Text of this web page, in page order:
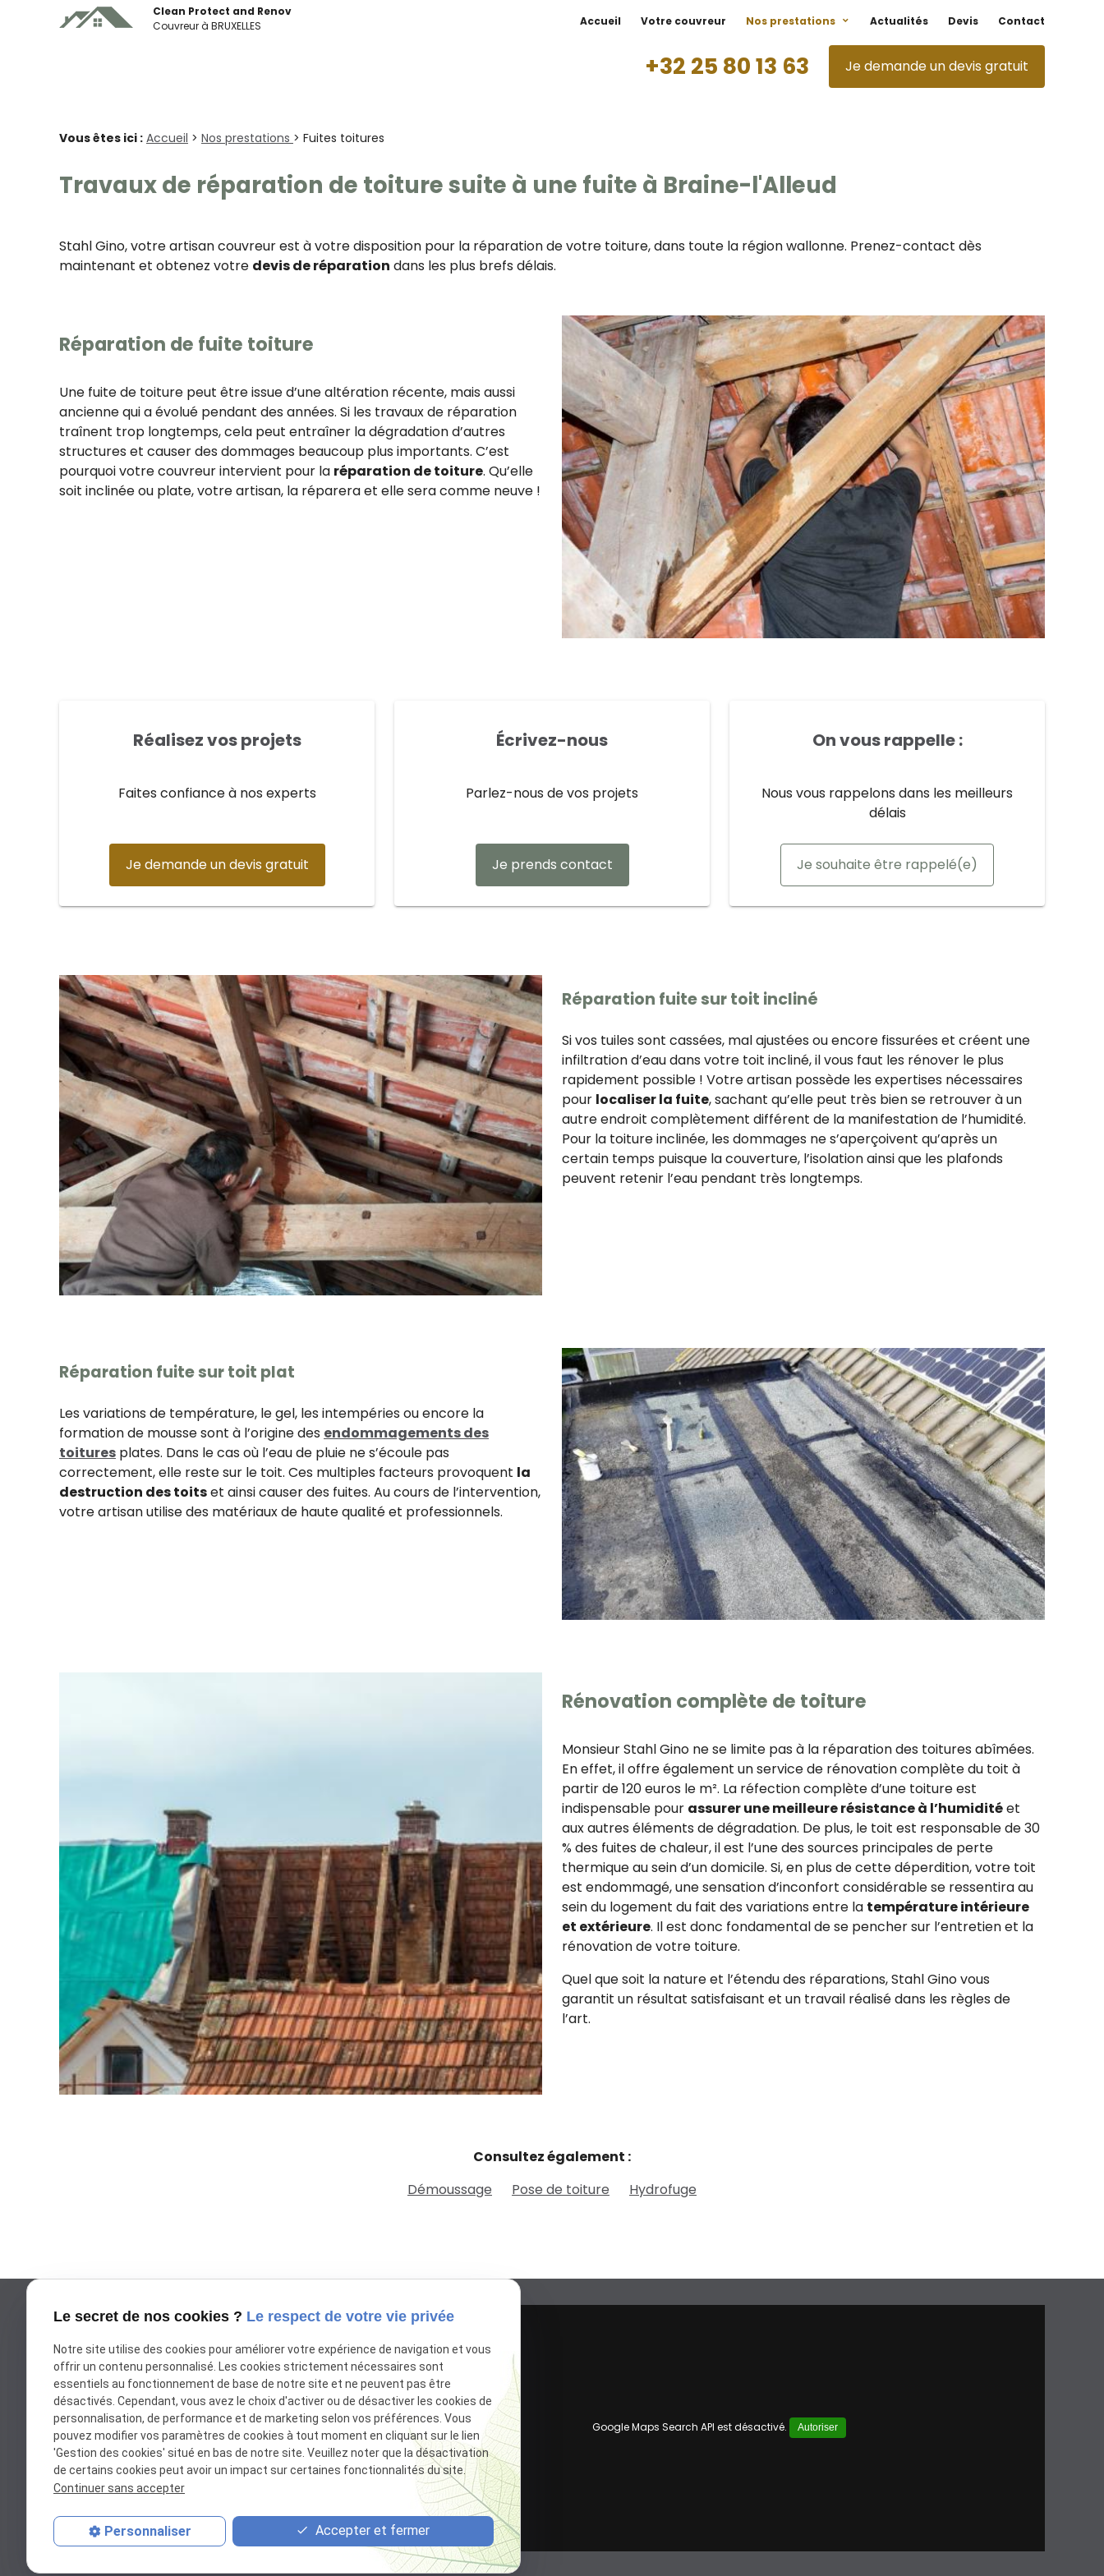
Clean Protect and Renov
Couvreur à BRUXELLES
Accueil Votre couvreur Nos prestations Actualités Devis Contact
+32 25 80 13 63 Je demande un devis gratuit
Vous êtes ici : Accueil > Nos prestations > Fuites toitures
Travaux de réparation de toiture suite à une fuite à Braine-l'Alleud
Stahl Gino, votre artisan couvreur est à votre disposition pour la réparation de votre toiture, dans toute la région wallonne. Prenez-contact dès
maintenant et obtenez votre devis de réparation dans les plus brefs délais.
Réparation de fuite toiture
Une fuite de toiture peut être issue d’une altération récente, mais aussi
ancienne qui a évolué pendant des années. Si les travaux de réparation
traînent trop longtemps, cela peut entraîner la dégradation d’autres
structures et causer des dommages beaucoup plus importants. C’est
pourquoi votre couvreur intervient pour la réparation de toiture. Qu’elle
soit inclinée ou plate, votre artisan, la réparera et elle sera comme neuve !
Réalisez vos projets
Faites confiance à nos experts
Je demande un devis gratuit
Écrivez-nous
Parlez-nous de vos projets
Je prends contact
On vous rappelle :
Nous vous rappelons dans les meilleurs
délais
Je souhaite être rappelé(e)
Réparation fuite sur toit incliné
Si vos tuiles sont cassées, mal ajustées ou encore fissurées et créent une
infiltration d’eau dans votre toit incliné, il vous faut les rénover le plus
rapidement possible ! Votre artisan possède les expertises nécessaires
pour localiser la fuite, sachant qu’elle peut très bien se retrouver à un
autre endroit complètement différent de la manifestation de l’humidité.
Pour la toiture inclinée, les dommages ne s’aperçoivent qu’après un
certain temps puisque la couverture, l’isolation ainsi que les plafonds
peuvent retenir l’eau pendant très longtemps.
Réparation fuite sur toit plat
Les variations de température, le gel, les intempéries ou encore la
formation de mousse sont à l’origine des endommagements des
toitures plates. Dans le cas où l’eau de pluie ne s’écoule pas
correctement, elle reste sur le toit. Ces multiples facteurs provoquent la
destruction des toitset ainsi causer des fuites. Au cours de l’intervention,
votre artisan utilise des matériaux de haute qualité et professionnels.
Rénovation complète de toiture
Monsieur Stahl Gino ne se limite pas à la réparation des toitures abîmées.
En effet, il offre également un service de rénovation complète du toit à
partir de 120 euros le m². La réfection complète d’une toiture est
indispensable pour assurer une meilleure résistance à l’humiditéet
aux autres éléments de dégradation. De plus, le toit est responsable de 30
% des fuites de chaleur, il est l’une des sources principales de perte
thermique au sein d’un domicile. Si, en plus de cette déperdition, votre toit
est endommagé, une sensation d’inconfort considérable se ressentira au
sein du logement du fait des variations entre la température intérieure
et extérieure. Il est donc fondamental de se pencher sur l’entretien et la
rénovation de votre toiture.
Quel que soit la nature et l’étendu des réparations, Stahl Gino vous
garantit un résultat satisfaisant et un travail réalisé dans les règles de
l’art.
Consultez également :
Démoussage
Pose de toiture Hydrofuge
phone +32 25 80 13 63
place
Rue de la Goëtte 85,
1420 Braine-l'Alleud
Google Maps Search API est désactivé. Autoriser
Panneau de gestion des cookies
Le secret de nos cookies ? Le respect de votre vie privée
Notre site utilise des cookies pour améliorer votre expérience de navigation et vous
offrir un contenu personnalisé. Les cookies strictement nécessaires sont
essentiels au fonctionnement de base de notre site et ne peuvent pas être
désactivés. Cependant, vous avez le choix d'activer ou de désactiver les cookies de
personnalisation, de performance et de marketing selon vos préférences. Vous
pouvez modifier vos paramètres de cookies à tout moment en cliquant sur le lien
'Gestion des cookies' situé en bas de notre site. Veuillez noter que la désactivation
de certains cookies peut avoir un impact sur certaines fonctionnalités du site.
Continuer sans accepter
Personnaliser Accepter et fermer